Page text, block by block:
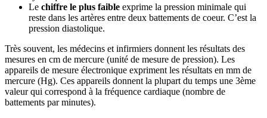
Le chiffre le plus faible exprime la pression minimale qui
reste dans les artères entre deux battements de coeur. C’est la
pression diastolique.
Très souvent, les médecins et infirmiers donnent les résultats des
mesures en cm de mercure (unité de mesure de pression). Les
appareils de mesure électronique expriment les résultats en mm de
mercure (Hg). Ces appareils donnent la plupart du temps une 3ème
valeur qui correspond à la fréquence cardiaque (nombre de
battements par minutes).